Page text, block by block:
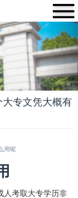
专文凭大概有
用呢
人考取大专学历非